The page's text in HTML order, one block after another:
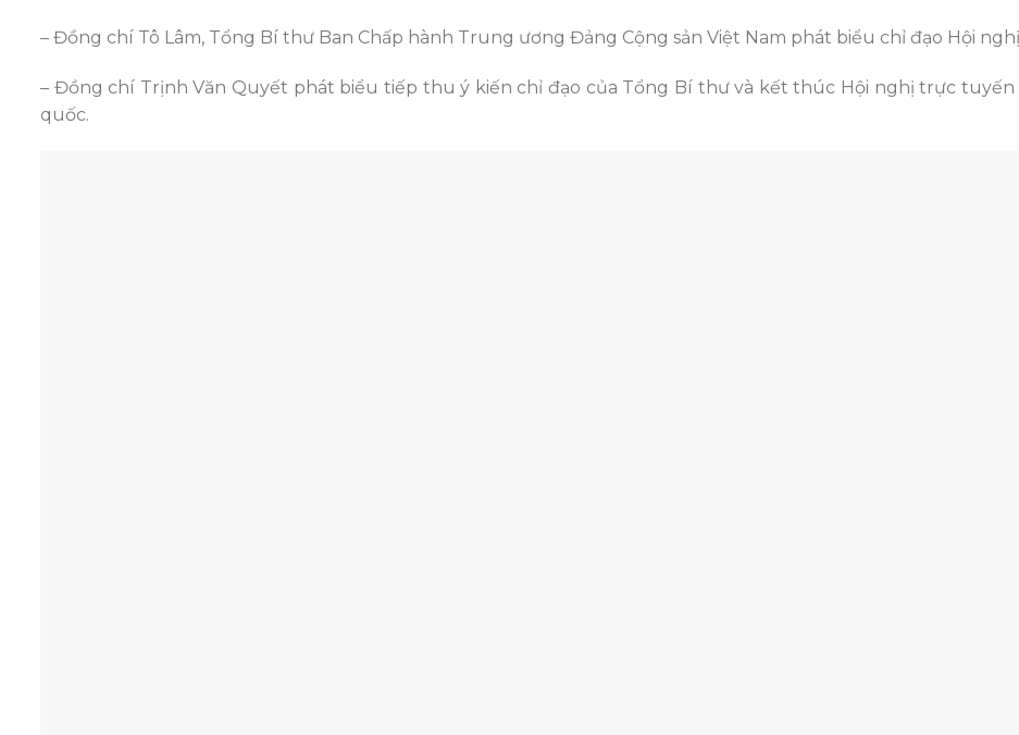
– Đồng chí Tô Lâm, Tổng Bí thư Ban Chấp hành Trung ương Đảng Cộng sản Việt Nam phát biểu chỉ đạo Hội
– Đồng chí Trịnh Văn Quyết phát biểu tiếp thu ý kiến chỉ đạo của Tổng Bí thư và kết thúc Hội nghị trực tuyến
quốc.